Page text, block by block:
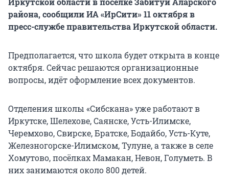
района, сообщили ИА «ИрСити» 11 октября в
пресс-службе правительства Иркутской области.
Предполагается, что школа будет открыта в конце
октября. Сейчас решаются организационные
вопросы, идёт оформление всех документов.
Отделения школы «Сибскана» уже работают в
Иркутске, Шелехове, Саянске, Усть-Илимске,
Черемхово, Свирске, Братске, Бодайбо, Усть-Куте,
Железногорске-Илимском, Тулуне, а также в селе
Хомутово, посёлках Мамакан, Невон, Голуметь. В
них занимаются около 800 детей.